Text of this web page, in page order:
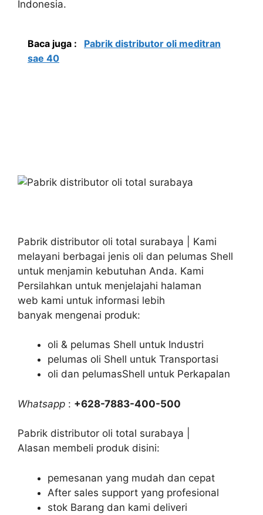
Indonesia.
Baca juga :
Pabrik distributor oli meditran
sae 40
Pabrik distributor oli total surabaya | Kami
melayani berbagai jenis oli dan pelumas Shell
untuk menjamin kebutuhan Anda. Kami
Persilahkan untuk menjelajahi halaman
web kami untuk informasi lebih
banyak mengenai produk:
oli & pelumas Shell untuk Industri
pelumas oli Shell untuk Transportasi
oli dan pelumasShell untuk Perkapalan
Whatsapp : +628-7883-400-500
Pabrik distributor oli total surabaya |
Alasan membeli produk disini:
pemesanan yang mudah dan cepat
After sales support yang profesional
stok Barang dan kami deliveri